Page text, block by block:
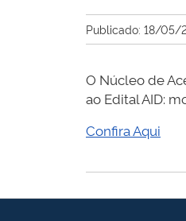
Publicado: 18/05/
O Núcleo de
ao Edital AID:
Confira Aqui